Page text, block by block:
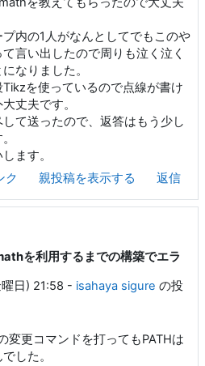
内の1人がなんとしてでもこのや
言い出したので周りも泣く泣く
なりました。
Tikzを使っているので点線が書け
丈夫です。
て送ったので、返答はもう少し
ます。
ク
親投稿を表示する 返信
を利用するまでの構築でエラ
日) 21:58 - isahaya sigure の投
変更コマンドを打ってもPATHは
した。